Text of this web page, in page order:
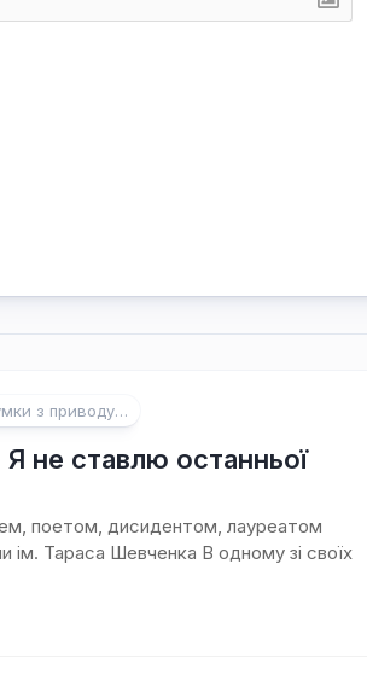
з приводу…
не ставлю останньої
поетом, дисидентом, лауреатом
ім. Тараса Шевченка В одному зі своїх